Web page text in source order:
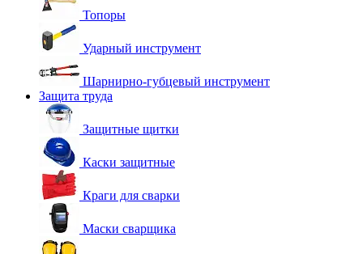
Топоры
Ударный инструмент
Шарнирно-губцевый инструмент
Защита труда
Защитные щитки
Каски защитные
Краги для сварки
Маски сварщика